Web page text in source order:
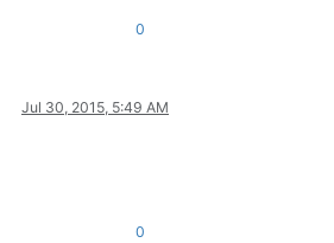
0
Jul 30, 2015, 5:49 AM
0